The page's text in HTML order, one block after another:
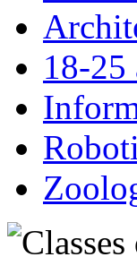
18-25